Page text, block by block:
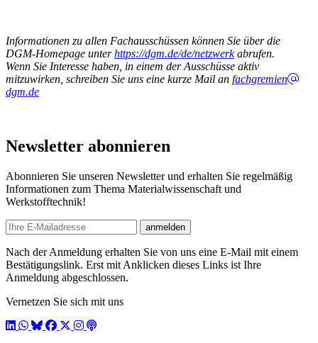
Informationen zu allen Fachausschüssen können Sie über die
DGM-Homepage unterhttps://dgm.de/de/netzwerkabrufen.
Wenn Sie Interesse haben, in einem der Ausschüsse aktiv
mitzuwirken, schreiben Sie uns eine kurze Mail an fachgremien
dgm.de
Newsletter abonnieren
Abonnieren Sie unseren Newsletter und erhalten Sie regelmäßig
Informationen zum Thema Materialwissenschaft und
Werkstofftechnik!
E-mail
anmelden
Nach der Anmeldung erhalten Sie von uns eine E-Mail mit einem
Bestätigungslink. Erst mit Anklicken dieses Links ist Ihre
Anmeldung abgeschlossen.
Vernetzen Sie sich mit uns
LinkedIn
WhatsApp
BlueSky
Facebook
X / Twitter
Instagram
Podcast